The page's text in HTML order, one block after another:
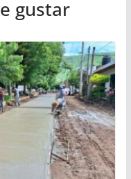
gustar